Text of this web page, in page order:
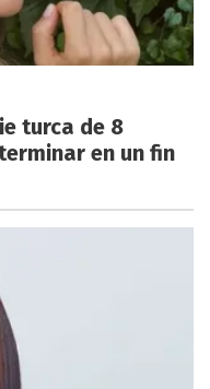
turca de 8
en un fin